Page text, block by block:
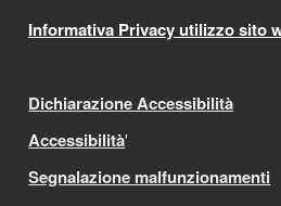
Informativa Privacy utilizzo sito
Dichiarazione Accessibilità
Accessibilità'
Segnalazione malfunzionamenti